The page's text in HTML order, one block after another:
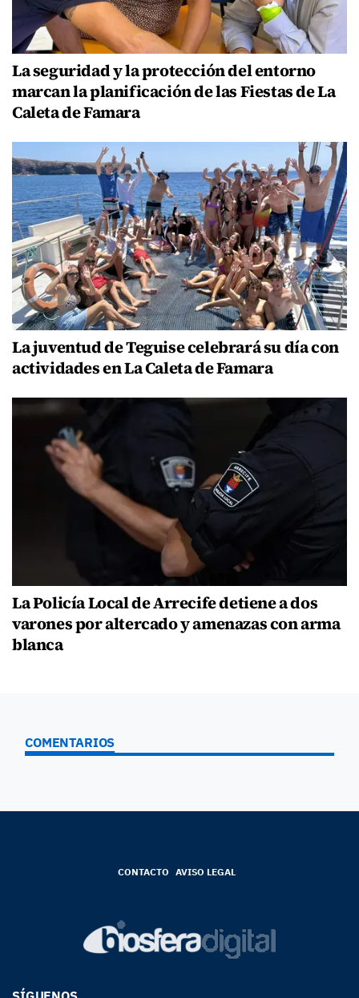
La seguridad y la protección del entorno
marcan la planificación de las Fiestas de La
Caleta de Famara
La juventud de Teguise celebrará su día con
actividades en La Caleta de Famara
La Policía Local de Arrecife detiene a dos
varones por altercado y amenazas con arma
blanca
COMENTARIOS
CONTACTO AVISO LEGAL